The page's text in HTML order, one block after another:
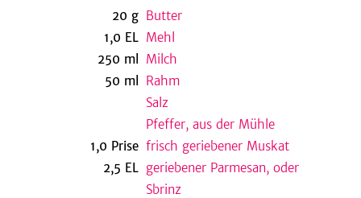
20 g Butter
1,0 EL Mehl
250 ml
Milch
50 ml
Rahm
Salz
Pfeffer, aus der Mühle
1,0 Prise frisch geriebener Muskat
2,5 EL geriebener Parmesan, oder
Sbrinz